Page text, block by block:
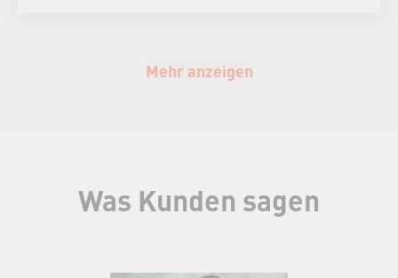
Mehr anzeigen
Was Kunden sagen